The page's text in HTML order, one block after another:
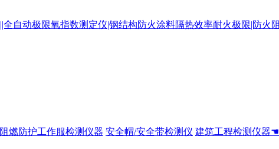
阻燃防护工作服检测仪器 安全帽/安全带检测仪 建筑工程检测仪器☚